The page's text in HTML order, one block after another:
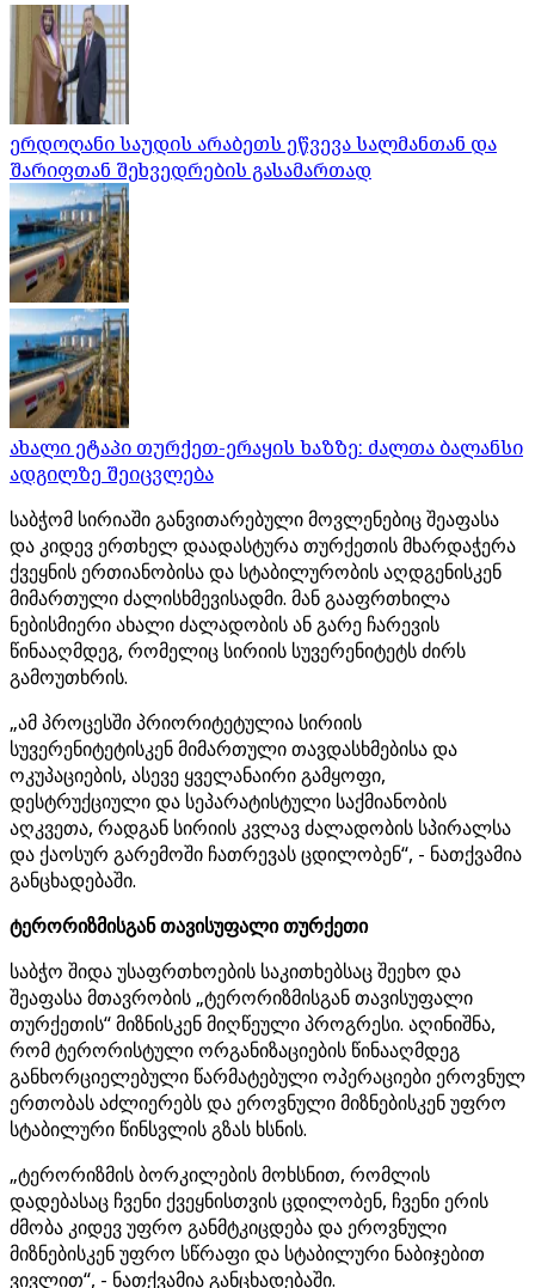
ერდოღანი საუდის არაბეთს ეწვევა სალმანთან და
შარიფთან შეხვედრების გასამართად
ახალი ეტაპი თურქეთ-ერაყის ხაზზე: ძალთა ბალანსი
ადგილზე შეიცვლება
საბჭომ სირიაში განვითარებული მოვლენებიც შეაფასა
და კიდევ ერთხელ დაადასტურა თურქეთის მხარდაჭერა
ქვეყნის ერთიანობისა და სტაბილურობის აღდგენისკენ
მიმართული ძალისხმევისადმი. მან გააფრთხილა
ნებისმიერი ახალი ძალადობის ან გარე ჩარევის
წინააღმდეგ, რომელიც სირიის სუვერენიტეტს ძირს
გამოუთხრის.
„ამ პროცესში პრიორიტეტულია სირიის
სუვერენიტეტისკენ მიმართული თავდასხმებისა და
ოკუპაციების, ასევე ყველანაირი გამყოფი,
დესტრუქციული და სეპარატისტული საქმიანობის
აღკვეთა, რადგან სირიის კვლავ ძალადობის სპირალსა
და ქაოსურ გარემოში ჩათრევას ცდილობენ“, - ნათქვამია
განცხადებაში.
ტერორიზმისგან თავისუფალი თურქეთი
საბჭო შიდა უსაფრთხოების საკითხებსაც შეეხო და
შეაფასა მთავრობის „ტერორიზმისგან თავისუფალი
თურქეთის“ მიზნისკენ მიღწეული პროგრესი. აღინიშნა,
რომ ტერორისტული ორგანიზაციების წინააღმდეგ
განხორციელებული წარმატებული ოპერაციები ეროვნულ
ერთობას აძლიერებს და ეროვნული მიზნებისკენ უფრო
სტაბილური წინსვლის გზას ხსნის.
„ტერორიზმის ბორკილების მოხსნით, რომლის
დადებასაც ჩვენი ქვეყნისთვის ცდილობენ, ჩვენი ერის
ძმობა კიდევ უფრო განმტკიცდება და ეროვნული
მიზნებისკენ უფრო სწრაფი და სტაბილური ნაბიჯებით
ვივლით“, - ნათქვამია განცხადებაში.